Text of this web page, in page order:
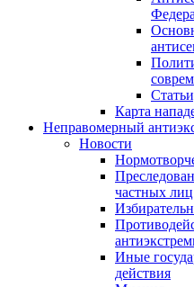
Карта
Неправомерный
Новости
частных лиц
Иные
действия